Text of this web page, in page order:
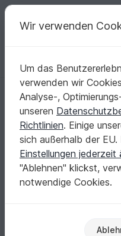
Deine kreativen Ideen
Deutsch | € (EUR)
Startseite Stricken
Spültücher Set "Flower
Spültücher Set
für 4 einfache
Wir verwenden
Um das
verwenden wir
Analyse-,
unseren
Richtlinien. Einige
sich außerhalb der EU.
Einstellungen jederzeit
"Ablehnen" klickst,
notwendige Cookies.